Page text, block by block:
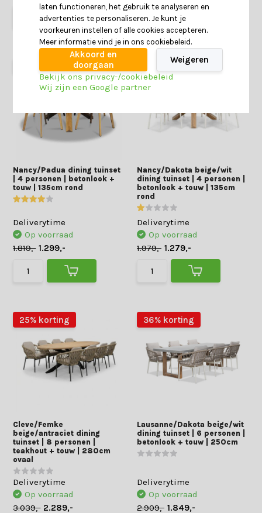
Nancy/Padua dining tuinset
| 4 personen | betonlook +
touw | 135cm rond
Deliverytime
Op voorraad
1.819,- 1.299,-
35% korting
Nancy/Dakota beige/wit
dining tuinset | 4 personen |
betonlook + touw | 135cm
rond
Deliverytime
Op voorraad
1.979,- 1.279,-
25% korting
Cleve/Femke
beige/antraciet dining
tuinset | 8 personen |
teakhout + touw | 280cm
ovaal
Deliverytime
Op voorraad
3.039,- 2.289,-
36% korting
Lausanne/Dakota beige/wit
dining tuinset | 6 personen |
betonlook + touw | 250cm
Deliverytime
Op voorraad
2.909,- 1.849,-
laten functioneren, het gebruik te analyseren en
advertenties te personaliseren. Je kunt je
voorkeuren instellen of alle cookies accepteren.
Meer informatie vind je in ons cookiebeleid.
Akkoord en
doorgaan
Weigeren
Bekijk ons privacy-/cookiebeleid
Wij zijn een Google partner